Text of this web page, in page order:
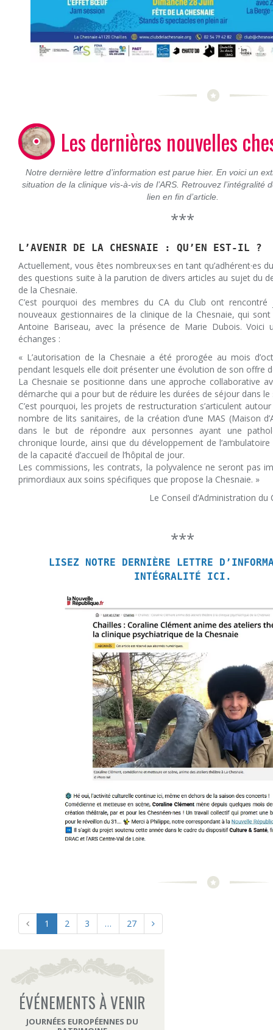
Les dernières nouvelles
Notre dernière lettre d’information est parue hier. En voici un
situation de la clinique vis-à-vis de l’ARS. Retrouvez l’intégralité
lien en fin d’article.
***
L’AVENIR DE LA CHESNAIE : QU’EN EST-IL ?
Actuellement, vous êtes nombreux·ses en tant qu’adhérent·es
des questions suite à la parution de divers articles au sujet du
de la Chesnaie.
C’est pourquoi des membres du CA du Club ont
nouveaux gestionnaires de la clinique de la Chesnaie, qui
Antoine Bariseau, avec la présence de Marie Dubois. Voici
échanges :
« L’autorisation de la Chesnaie a été prorogée au mois
pendant lesquels elle doit présenter une évolution de son offre
La Chesnaie se positionne dans une approche collaborative
démarche qui a pour but de réduire les durées de séjour dans
C’est pourquoi, les projets de restructuration s’articulent
nombre de lits sanitaires, de la création d’une MAS (Maison
dans le but de répondre aux personnes ayant une
chronique lourde, ainsi que du développement de l’ambulatoire
de la capacité d’accueil de l’hôpital de jour.
Les commissions, les contrats, la polyvalence ne seront pas
primordiaux aux soins spécifiques que propose la Chesnaie. »
Le Conseil d’Administration du
***
LISEZ NOTRE DERNIÈRE LETTRE
INTÉGRALITÉ ICI.
1 2 3 … 27
ÉVÉNEMENTS À VENIR
JOURNÉES EUROPÉENNES DU